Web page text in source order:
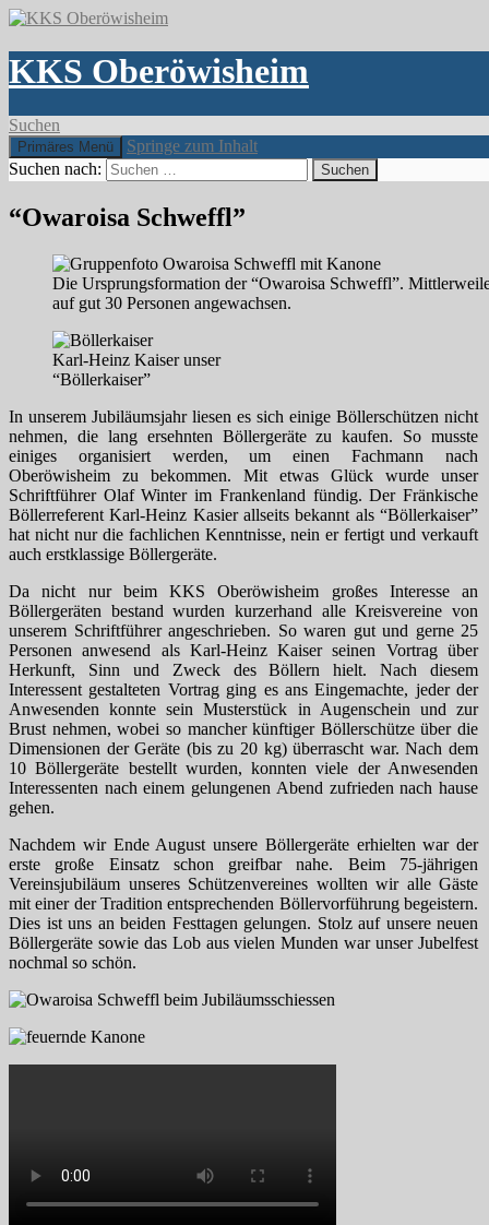
KKS Oberöwisheim
Suchen
Primäres Menü
Springe zum Inhalt
Suchen nach:
“Owaroisa Schweffl”
Die Ursprungsformation der “Owaroisa Schweffl”.
auf gut 30 Personen angewachsen.
Karl-Heinz Kaiser unser
“Böllerkaiser”
In unserem Jubiläumsjahr liesen es sich einige Böllerschützen nicht
nehmen, die lang ersehnten Böllergeräte zu kaufen. So musste
einiges organisiert werden, um einen Fachmann nach
Oberöwisheim zu bekommen. Mit etwas Glück wurde unser
Schriftführer Olaf Winter im Frankenland fündig. Der Fränkische
Böllerreferent Karl-Heinz Kasier allseits bekannt als “Böllerkaiser”
hat nicht nur die fachlichen Kenntnisse, nein er fertigt und verkauft
auch erstklassige Böllergeräte.
Da nicht nur beim KKS Oberöwisheim großes Interesse an
Böllergeräten bestand wurden kurzerhand alle Kreisvereine von
unserem Schriftführer angeschrieben. So waren gut und gerne 25
Personen anwesend als Karl-Heinz Kaiser seinen Vortrag über
Herkunft, Sinn und Zweck des Böllern hielt. Nach diesem
Interessent gestalteten Vortrag ging es ans Eingemachte, jeder der
Anwesenden konnte sein Musterstück in Augenschein und zur
Brust nehmen, wobei so mancher künftiger Böllerschütze über die
Dimensionen der Geräte (bis zu 20 kg) überrascht war. Nach dem
10 Böllergeräte bestellt wurden, konnten viele der Anwesenden
Interessenten nach einem gelungenen Abend zufrieden nach hause
gehen.
Nachdem wir Ende August unsere Böllergeräte erhielten war der
erste große Einsatz schon greifbar nahe. Beim 75-jährigen
Vereinsjubiläum unseres Schützenvereines wollten wir alle Gäste
mit einer der Tradition entsprechenden Böllervorführung begeistern.
Dies ist uns an beiden Festtagen gelungen. Stolz auf unsere neuen
Böllergeräte sowie das Lob aus vielen Munden war unser Jubelfest
nochmal so schön.